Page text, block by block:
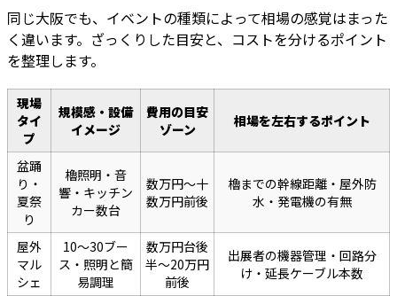
同じ大阪でも、イベントの種類によって相場の感覚はまった
く違います。ざっくりした目安と、コストを分けるポイント
を整理します。
現場
タイ
プ
規模感・設備
イメージ
費用の目安
ゾーン
相場を左右するポイント
盆踊
り・
夏祭
り
櫓照明・音
響・キッチン
カー数台
数万円～十
数万円前後
櫓までの幹線距離・屋外防
水・発電機の有無
屋外
マル
シェ
10～30ブー
ス・照明と簡
易調理
数万円台後
半～20万円
前後
出展者の機器管理・回路分
け・延長ケーブル本数